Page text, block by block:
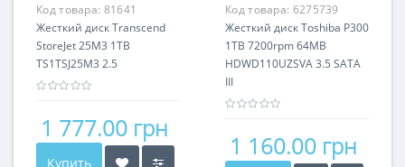
Код товара: 81641
Жесткий диск Transcend
StoreJet 25M3 1TB
TS1TSJ25M3 2.5
1 777.00 грн
Купить
Код товара: 6275739
Жесткий диск Toshiba P300
1TB 7200rpm 64MB
HDWD110UZSVA 3.5 SATA
III
1 160.00 грн